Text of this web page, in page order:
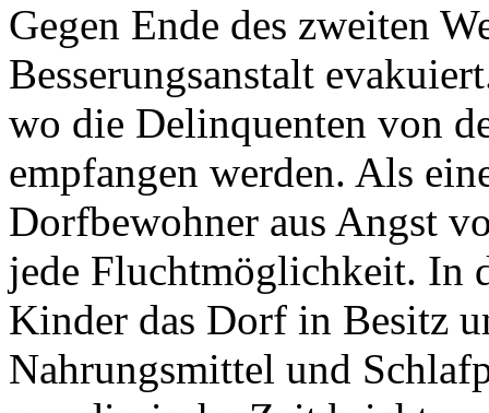
Gegen Ende des zweiten
Besserungsanstalt
wo die Delinquenten von
empfangen werden. Als
Dorfbewohner aus Angst
jede Fluchtmöglichkeit. In
Kinder das Dorf in Besitz
Nahrungsmittel und